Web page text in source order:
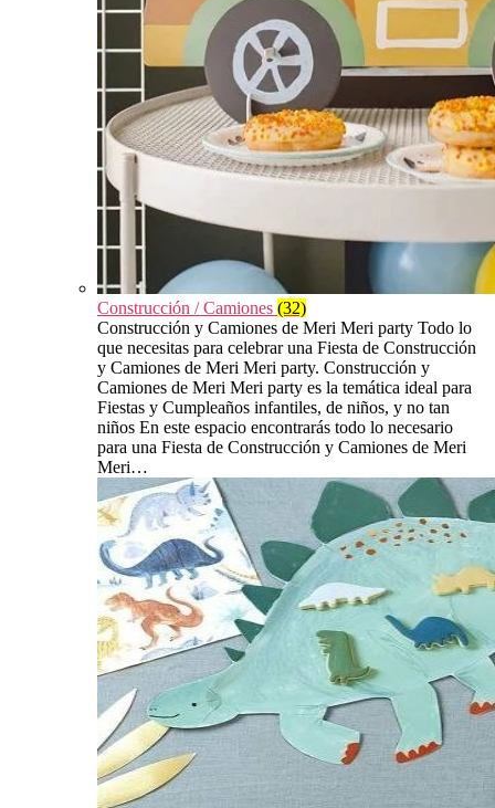
Construcción / Camiones (32)
Construcción y Camiones de Meri Meri party Todo lo
que necesitas para celebrar una Fiesta de Construcción
y Camiones de Meri Meri party. Construcción y
Camiones de Meri Meri party es la temática ideal para
Fiestas y Cumpleaños infantiles, de niños, y no tan
niños En este espacio encontrarás todo lo necesario
para una Fiesta de Construcción y Camiones de Meri
Meri…